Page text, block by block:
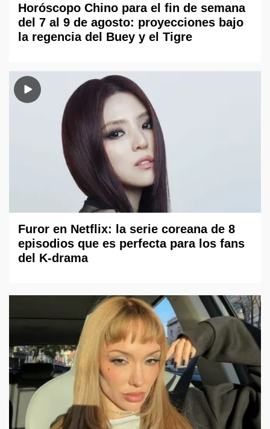
Horóscopo Chino para el fin de semana
del 7 al 9 de agosto: proyecciones bajo
la regencia del Buey y el Tigre
Furor en Netflix: la serie coreana de 8
episodios que es perfecta para los fans
del K-drama